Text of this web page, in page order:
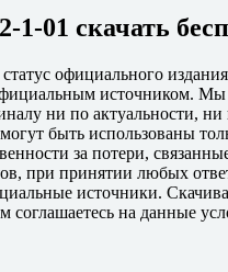
01 скачать
официального
источником.
ни по актуальности, ни
быть использованы
за потери,
при принятии любых
источники.
на данные